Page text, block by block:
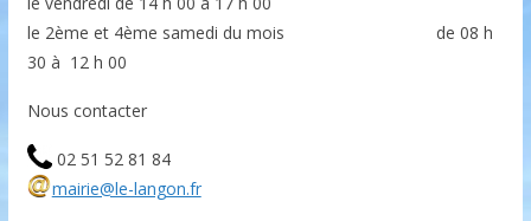
le 2ème et 4ème samedi du mois de 08 h
30 à 12 h 00
Nous contacter
02 51 52 81 84
mairie@le-langon.fr